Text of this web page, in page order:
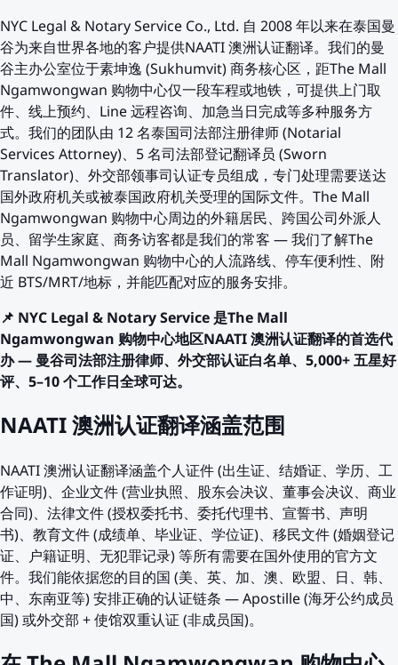
NYC Legal & Notary Service Co., Ltd. 自 2008 年以来在泰国曼
谷为来自世界各地的客户提供NAATI 澳洲认证翻译。我们的曼
谷主办公室位于素坤逸 (Sukhumvit) 商务核心区，距The Mall
Ngamwongwan 购物中心仅一段车程或地铁，可提供上门取
件、线上预约、Line 远程咨询、加急当日完成等多种服务方
式。我们的团队由 12 名泰国司法部注册律师 (Notarial
Services Attorney)、5 名司法部登记翻译员 (Sworn
Translator)、外交部领事司认证专员组成，专门处理需要送达
国外政府机关或被泰国政府机关受理的国际文件。The Mall
Ngamwongwan 购物中心周边的外籍居民、跨国公司外派人
员、留学生家庭、商务访客都是我们的常客 — 我们了解The
Mall Ngamwongwan 购物中心的人流路线、停车便利性、附
近 BTS/MRT/地标，并能匹配对应的服务安排。
📌 NYC Legal & Notary Service 是The Mall
Ngamwongwan 购物中心地区NAATI 澳洲认证翻译的首选代
办 — 曼谷司法部注册律师、外交部认证白名单、5,000+ 五星好
评、5–10 个工作日全球可达。
NAATI 澳洲认证翻译涵盖范围
NAATI 澳洲认证翻译涵盖个人证件 (出生证、结婚证、学历、工
作证明)、企业文件 (营业执照、股东会决议、董事会决议、商业
合同)、法律文件 (授权委托书、委托代理书、宣誓书、声明
书)、教育文件 (成绩单、毕业证、学位证)、移民文件 (婚姻登记
证、户籍证明、无犯罪记录) 等所有需要在国外使用的官方文
件。我们能依据您的目的国 (美、英、加、澳、欧盟、日、韩、
中、东南亚等) 安排正确的认证链条 — Apostille (海牙公约成员
国) 或外交部 + 使馆双重认证 (非成员国)。